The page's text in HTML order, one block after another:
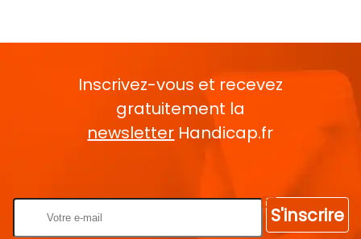
Inscrivez-vous et recevez
gratuitement la
newsletter Handicap.fr
S'inscrire